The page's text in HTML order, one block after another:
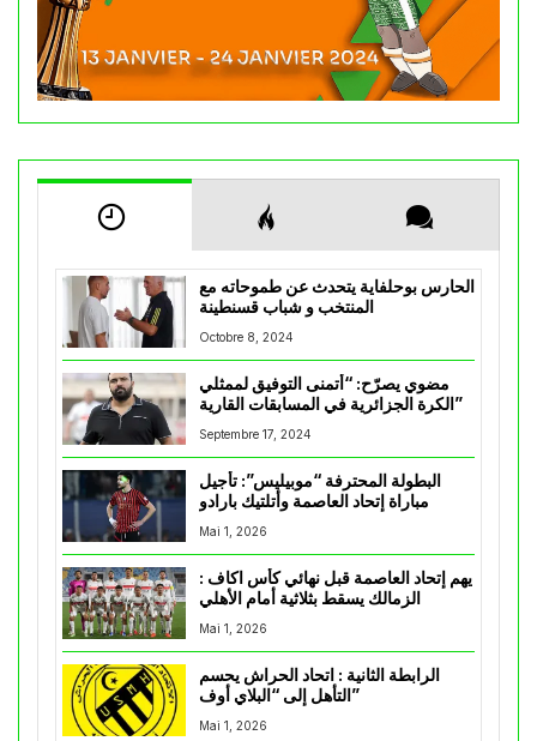
الحارس بوحلفاية يتحدث عن طموحاته مع
المنتخب و شباب قسنطينة
Octobre 8, 2024
مضوي يصرّح: “أتمنى التوفيق لممثلي
الكرة الجزائرية في المسابقات القارية”
Septembre 17, 2024
البطولة المحترفة “موبيليس”: تأجيل
مباراة إتحاد العاصمة وأتلتيك بارادو
Mai 1, 2026
يهم إتحاد العاصمة قبل نهائي كأس اكاف :
Mai 1, 2026
الرابطة الثانية : اتحاد الحراش يحسم
التأهل إلى “البلاي أوف”
Mai 1, 2026